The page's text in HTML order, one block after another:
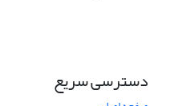
دسترسی سریع